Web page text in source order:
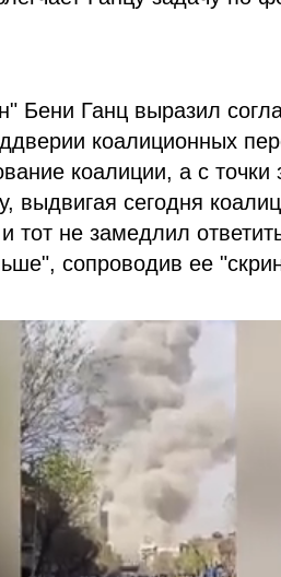
Бени Ганц выразил
коалиционных
коалиции, а с
выдвигая сегодня
тот не замедлил
сопроводив ее